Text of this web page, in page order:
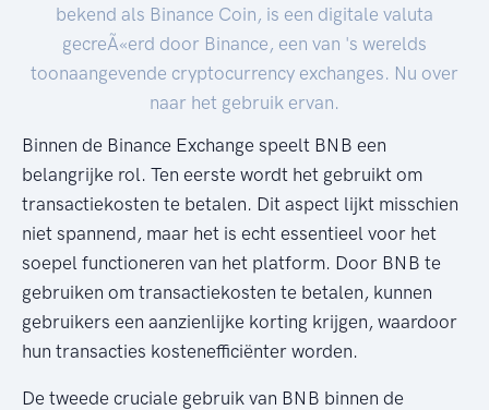
bekend als Binance Coin, is een digitale valuta
gecreÃ«erd door Binance, een van 's werelds
toonaangevende cryptocurrency exchanges. Nu over
naar het gebruik ervan.
Binnen de Binance Exchange speelt BNB een
belangrijke rol. Ten eerste wordt het gebruikt om
transactiekosten te betalen. Dit aspect lijkt misschien
niet spannend, maar het is echt essentieel voor het
soepel functioneren van het platform. Door BNB te
gebruiken om transactiekosten te betalen, kunnen
gebruikers een aanzienlijke korting krijgen, waardoor
hun transacties kostenefficiënter worden.
De tweede cruciale gebruik van BNB binnen de